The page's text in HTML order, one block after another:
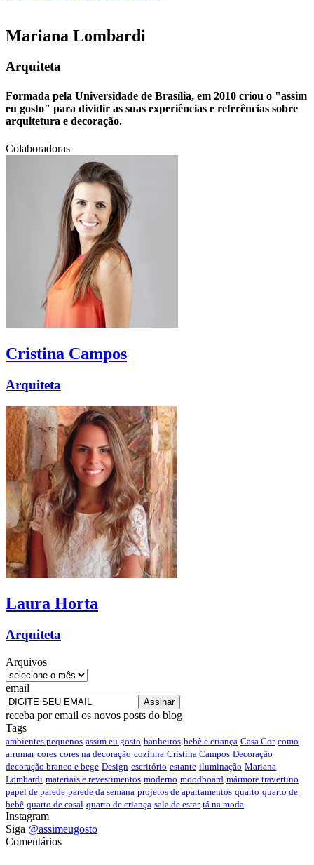
Mariana Lombardi
Arquiteta
Formada pela Universidade de Brasília, em 2010 criou o "assim
eu gosto" para dividir as suas experiências e referências sobre
arquitetura e decoração.
Colaboradoras
Cristina Campos
Arquiteta
Laura Horta
Arquiteta
Arquivos
email
receba por email os novos posts do blog
Tags
ambientes pequenos assim eu gosto banheiros bebê e criança Casa Cor como
arrumar cores cores na decoração cozinha Cristina Campos Decoração
decoração branco e bege Design escritório estante iluminação Mariana
Lombardi materiais e revestimentos moderno moodboard mármore travertino
papel de parede parede da semana projetos de apartamentos quarto quarto de
bebê quarto de casal quarto de criança sala de estar tá na moda
Instagram
Siga @assimeugosto
Comentários